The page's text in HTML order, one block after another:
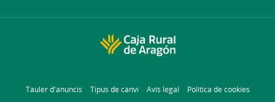
Tauler d'anuncis Tipus de canvi Avís legal
Política de cookies